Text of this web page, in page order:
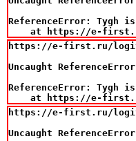
ReferenceError: Tygh
at https://e-
https://e-first.ru/
Uncaught
ReferenceError: Tygh
at https://e-
https://e-first.ru/
Uncaught